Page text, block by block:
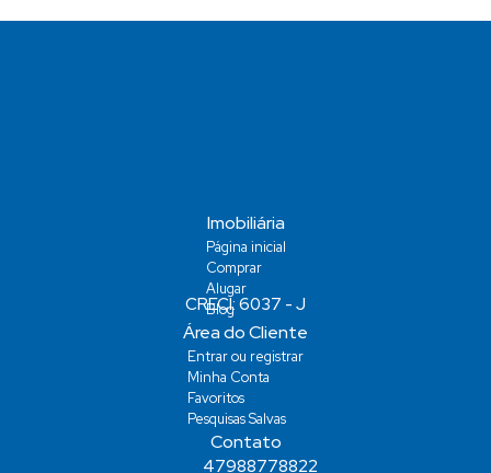
Imobiliária
Página inicial
Comprar
Alugar
Blog
Área do Cliente
Entrar ou registrar
Minha Conta
Favoritos
Pesquisas Salvas
Contato
47988778822